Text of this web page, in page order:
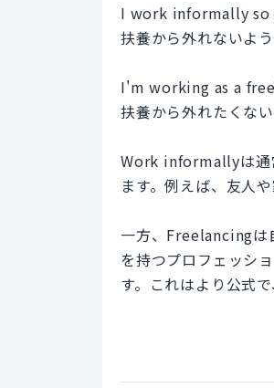
I work informally
扶養から外れないよ
I'm working as a
扶養から外れたくな
Work informallyは通
ます。例えば、友人
一方、Freelancingは
を持つプロフェッシ
す。これはより公式